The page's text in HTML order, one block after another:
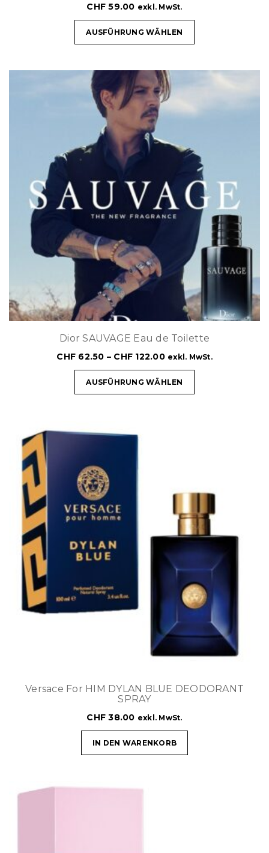
CHF 59.00 exkl. MwSt.
AUSFÜHRUNG WÄHLEN
Dior SAUVAGE Eau de Toilette
CHF 62.50 – CHF 122.00 exkl. MwSt.
AUSFÜHRUNG WÄHLEN
Versace For HIM DYLAN BLUE DEODORANT
SPRAY
CHF 38.00 exkl. MwSt.
IN DEN WARENKORB